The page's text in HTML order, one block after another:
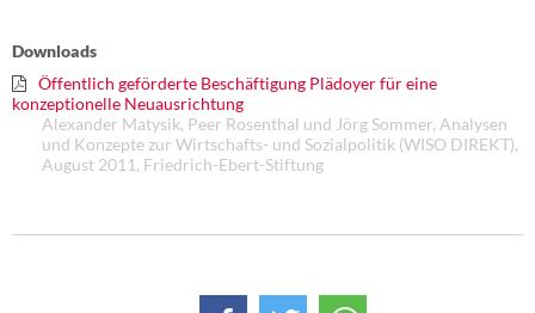
Über mich
Kontakt
Downloads
Öffentlich geförderte Beschäftigung Plädoyer für eine
konzeptionelle Neuausrichtung
Alexander Matysik, Peer Rosenthal und Jörg Sommer, Analysen
und Konzepte zur Wirtschafts- und Sozialpolitik (WISO DIREKT),
August 2011, Friedrich-Ebert-Stiftung